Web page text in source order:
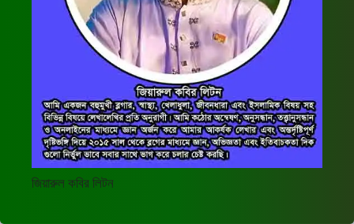
জিয়ারুল কবির লিটন